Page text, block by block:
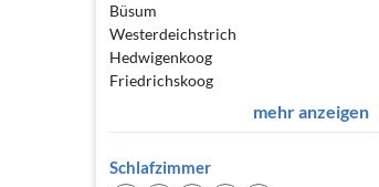
Büsum
Westerdeichstrich
Hedwigenkoog
Friedrichskoog
mehr anzeigen
Schlafzimmer